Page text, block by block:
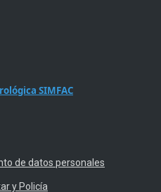
SIMFAC
de datos personales
y Policía